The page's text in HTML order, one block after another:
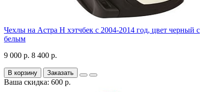
Чехлы на Астра H хэтчбек с 2004-2014 год, цвет черный с
белым
9 000 р. 8 400 р.
В корзину Заказать
Ваша скидка: 600 р.